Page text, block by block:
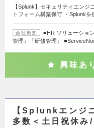
【Splunk】セキュリティエン
トフォーム構築保守 ・Splunkを
会社概要
■HR ソリューショ
管理』『研修管理』
興味あ
【Splunkエンジ
多数＜土日祝休み